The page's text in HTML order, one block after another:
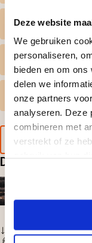
Deze website
We gebruiken
personaliseren,
bieden en om
delen we
onze partners
analyseren. Deze
combineren met
verstrekt of ze
Wat krijg ik geleverd
Persoonlijk tintje
Gratis omruilen
Voorbeeld van
Deze doen?
offline
299,-per
Gratis omruilen